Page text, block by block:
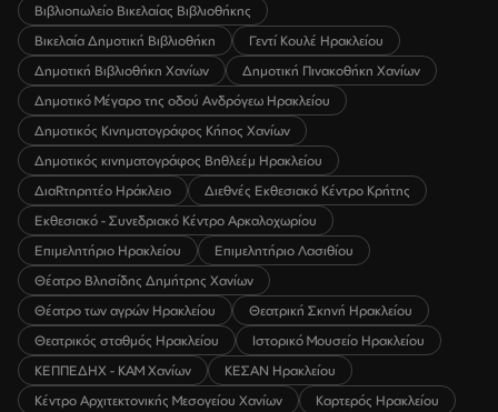
Βιβλιοπωλείο Βικελαίας Βιβλιοθήκης
Βικελαία Δημοτική Βιβλιοθήκη
Γεντί Κουλέ Ηρακλείου
Δημοτική Βιβλιοθήκη Χανίων
Δημοτική Πινακοθήκη Χανίων
Δημοτικό Μέγαρο της οδού Ανδρόγεω Ηρακλείου
Δημοτικός Κινηματογράφος Κήπος Χανίων
Δημοτικός κινηματογράφος Βηθλεέμ Ηρακλείου
ΔιαRτηρητέο Ηράκλειο
Διεθνές Εκθεσιακό Κέντρο Κρήτης
Εκθεσιακό - Συνεδριακό Κέντρο Αρκαλοχωρίου
Επιμελητήριο Ηρακλείου
Επιμελητήριο Λασιθίου
Θέατρο Βλησίδης Δημήτρης Χανίων
Θέατρο των αγρών Ηρακλείου
Θεατρική Σκηνή Ηρακλείου
Θεατρικός σταθμός Ηρακλείου
Ιστορικό Μουσείο Ηρακλείου
ΚΕΠΠΕΔΗΧ - ΚΑΜ Χανίων
ΚΕΣΑΝ Ηρακλείου
Κέντρο Αρχιτεκτονικής Μεσογείου Χανίων
Καρτερός Ηρακλείου